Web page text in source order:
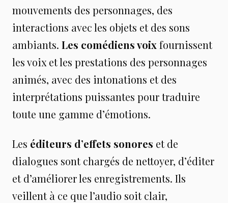
mouvements des personnages, des
interactions avec les objets et des sons
ambiants. Les comédiens voix fournissent
les voix et les prestations des personnages
animés, avec des intonations et des
interprétations puissantes pour traduire
toute une gamme d’émotions.
Les éditeurs d’effets sonores et de
dialogues sont chargés de nettoyer, d’éditer
et d’améliorer les enregistrements. Ils
veillent à ce que l’audio soit clair,